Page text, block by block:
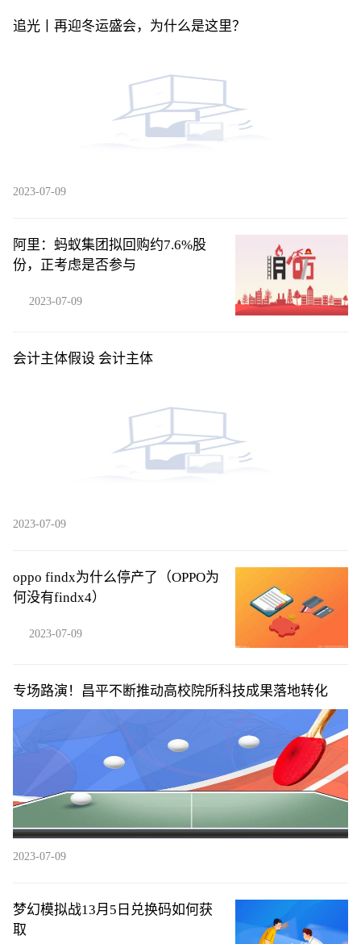
追光丨再迎冬运盛会，为什么是这里？
2023-07-09
阿里：蚂蚁集团拟回购约7.6%股
份，正考虑是否参与
2023-07-09
会计主体假设 会计主体
2023-07-09
oppo findx为什么停产了（OPPO为
何没有findx4）
2023-07-09
专场路演！昌平不断推动高校院所科技成果落地转化
2023-07-09
梦幻模拟战13月5日兑换码如何获
取